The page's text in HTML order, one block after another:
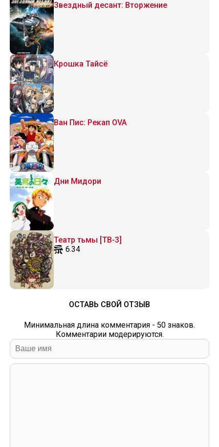
Звездный десант: Вторжение
Крошка Тайсё
Ван Пис: Рекап OVA
Дни Мидори
Театр тьмы [ТВ-3]
6.34
ОСТАВЬ СВОЙ ОТЗЫВ
Минимальная длина комментария - 50 знаков.
Комментарии модерируются.